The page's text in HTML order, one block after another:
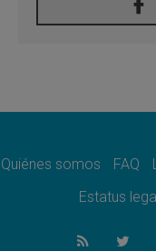
de la
La
Quiénes somos FAQ
Estatus